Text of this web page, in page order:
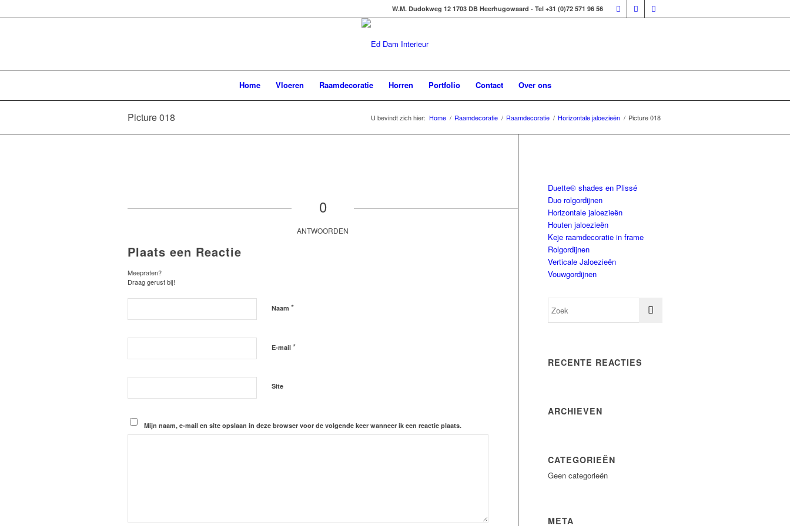
W.M. Dudokweg 12 1703 DB Heerhugowaard - Tel +31 (0)72 571 96 56
Home Vloeren Raamdecoratie Horren Portfolio Contact Over ons
Picture 018 U bevindt zich hier: Home / Raamdecoratie / Raamdecoratie / Horizontale jaloezieën / Picture 018
0
ANTWOORDEN
Plaats een Reactie
Meepraten?
Draag gerust bij!
Naam *
E-mail *
Site
Mijn naam, e-mail en site opslaan in deze browser voor de volgende keer wanneer ik een reactie plaats.
Duette® shades en Plissé
Duo rolgordijnen
Horizontale jaloezieën
Houten jaloezieën
Keje raamdecoratie in frame
Rolgordijnen
Verticale Jaloezieën
Vouwgordijnen
RECENTE REACTIES
ARCHIEVEN
CATEGORIEËN
Geen categorieën
META